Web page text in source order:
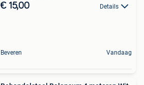
€ 15,00 Details
Beveren Vandaag